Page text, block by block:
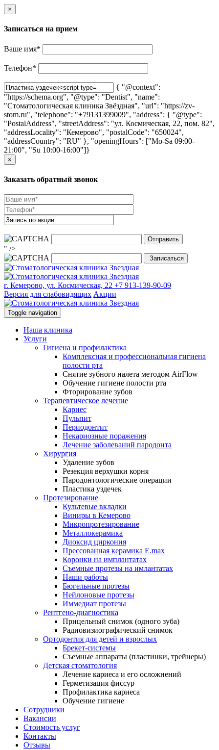
×
Записаться на прием
Ваше имя*
Телефон*
{ "@context":
"https://schema.org", "@type": "Dentist", "name":
"Стоматологическая клиника Звёздная", "url": "https://zv-
stom.ru", "telephone": "+79131399009", "address": { "@type":
"PostalAddress", "streetAddress": "ул. Космическая, 22, пом. 82",
"addressLocality": "Кемерово", "postalCode": "650024",
"addressCountry": "RU" }, "openingHours": ["Mo-Sa 09:00-
21:00", "Su 10:00-16:00"]}
×
Заказать обратный звонок
" />
г. Кемерово, ул. Космическая, 22 +7 913-139-90-09
Версия для слабовидящих Акции
Toggle navigation
Наша клиника
Услуги
Гигиена и профилактика
Комплексная и профессиональная гигиена
полости рта
Снятие зубного налета методом AirFlow
Обучение гигиене полости рта
Фторирование зубов
Терапевтическое лечение
Кариес
Пульпит
Периодонтит
Некариозные поражения
Лечение заболеваний пародонта
Хирургия
Удаление зубов
Резекция верхушки корня
Пародонтологические операции
Пластика уздечек
Протезирование
Культевые вкладки
Виниры в Кемерово
Микропротезирование
Металлокерамика
Диоксид циркония
Прессованная керамика E.max
Коронки на имплантатах
Съемные протезы на имлантатах
Наши работы
Бюгельные протезы
Нейлоновые протезы
Иммедиат протезы
Рентгено-диагностика
Прицельный снимок (одного зуба)
Радиовизиографический снимок
Ортодонтия для детей и взрослых
Брекет-системы
Съемные аппараты (пластинки, трейнеры)
Детская стоматология
Лечение кариеса и его осложнений
Герметизация фиссур
Профилактика кариеса
Обучение гигиене
Сотрудники
Вакансии
Стоимость услуг
Контакты
Отзывы